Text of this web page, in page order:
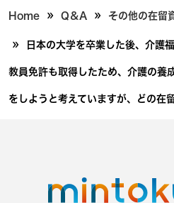
Home » Q＆A » その他の在留
» 日本の大学を卒業した後、介護
教員免許も取得したため、介護の養
をしようと考えていますが、どの在